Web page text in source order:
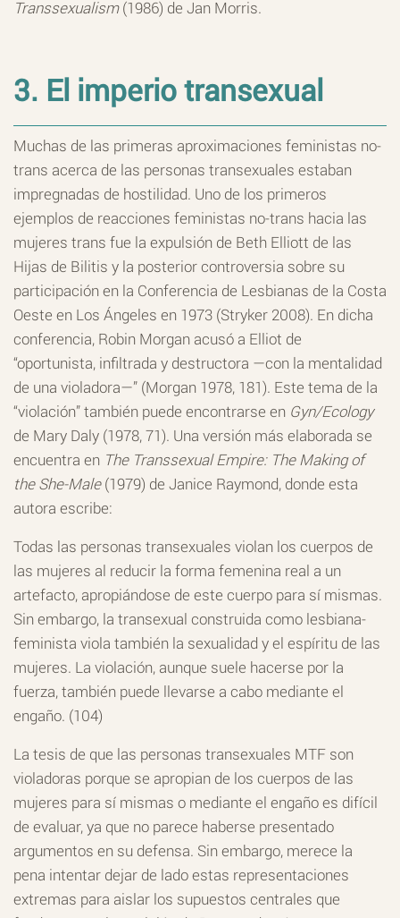
Transsexualism(1986) de Jan Morris.
3. El imperio transexual
Muchas de las primeras aproximaciones feministas no-
trans acerca de las personas transexuales estaban
impregnadas de hostilidad. Uno de los primeros
ejemplos de reacciones feministas no-trans hacia las
mujeres trans fue la expulsión de Beth Elliott de las
Hijas de Bilitis y la posterior controversia sobre su
participación en la Conferencia de Lesbianas de la Costa
Oeste en Los Ángeles en 1973 (Stryker 2008). En dicha
conferencia, Robin Morgan acusó a Elliot de
“oportunista, infiltrada y destructora —con la mentalidad
de una violadora—” (Morgan 1978, 181). Este tema de la
“violación” también puede encontrarse en Gyn/Ecology
de Mary Daly (1978, 71). Una versión más elaborada se
encuentra en The Transsexual Empire: The Making of
the She-Male(1979) de Janice Raymond, donde esta
autora escribe:
Todas las personas transexuales violan los cuerpos de
las mujeres al reducir la forma femenina real a un
artefacto, apropiándose de este cuerpo para sí mismas.
Sin embargo, la transexual construida como lesbiana-
feminista viola también la sexualidad y el espíritu de las
mujeres. La violación, aunque suele hacerse por la
fuerza, también puede llevarse a cabo mediante el
engaño. (104)
La tesis de que las personas transexuales MTF son
violadoras porque se apropian de los cuerpos de las
mujeres para sí mismas o mediante el engaño es difícil
de evaluar, ya que no parece haberse presentado
argumentos en su defensa. Sin embargo, merece la
pena intentar dejar de lado estas representaciones
extremas para aislar los supuestos centrales que